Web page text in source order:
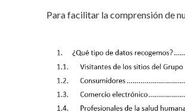
Para facilitar la comprensión de